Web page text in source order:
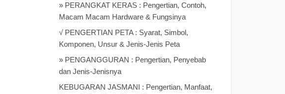
» PERANGKAT KERAS : Pengertian, Contoh,
Macam Macam Hardware & Fungsinya
√ PENGERTIAN PETA : Syarat, Simbol,
Komponen, Unsur & Jenis-Jenis Peta
» PENGANGGURAN : Pengertian, Penyebab
dan Jenis-Jenisnya
KEBUGARAN JASMANI : Pengertian, Manfaat,